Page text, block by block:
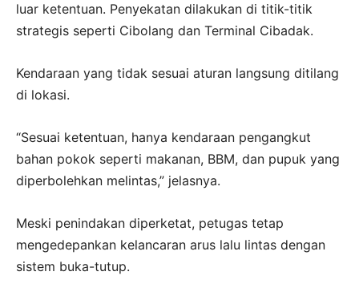
luar ketentuan. Penyekatan dilakukan di titik-titik
strategis seperti Cibolang dan Terminal Cibadak.
Kendaraan yang tidak sesuai aturan langsung ditilang
di lokasi.
“Sesuai ketentuan, hanya kendaraan pengangkut
bahan pokok seperti makanan, BBM, dan pupuk yang
diperbolehkan melintas,” jelasnya.
Meski penindakan diperketat, petugas tetap
mengedepankan kelancaran arus lalu lintas dengan
sistem buka-tutup.